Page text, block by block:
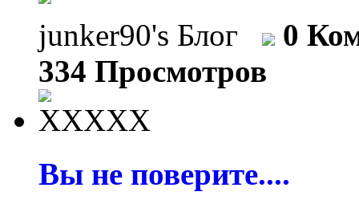
junker90's Блог
0
334 Просмотров
Вы не поверите....